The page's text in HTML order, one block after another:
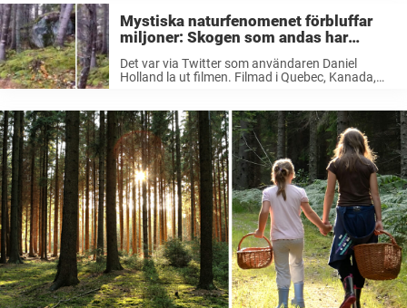
Mystiska naturfenomenet förbluffar
miljoner: Skogen som andas har
Det var via Twitter som användaren Daniel
Holland la ut filmen. Filmad i Quebec, Kanada,
andas. Marken ...